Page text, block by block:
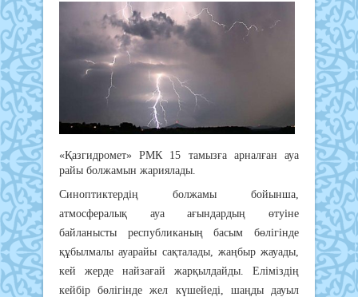
«Қазгидромет» РМК 15 тамызға арналған ауа
райы болжамын жариялады.
Синоптиктердің болжамы бойынша,
атмосфералық ауа ағындардың өтуіне
байланысты республиканың басым бөлігінде
құбылмалы ауарайы сақталады, жаңбыр жауады,
кей жерде найзағай жарқылдайды. Еліміздің
кейбір бөлігінде жел күшейеді, шаңды дауыл